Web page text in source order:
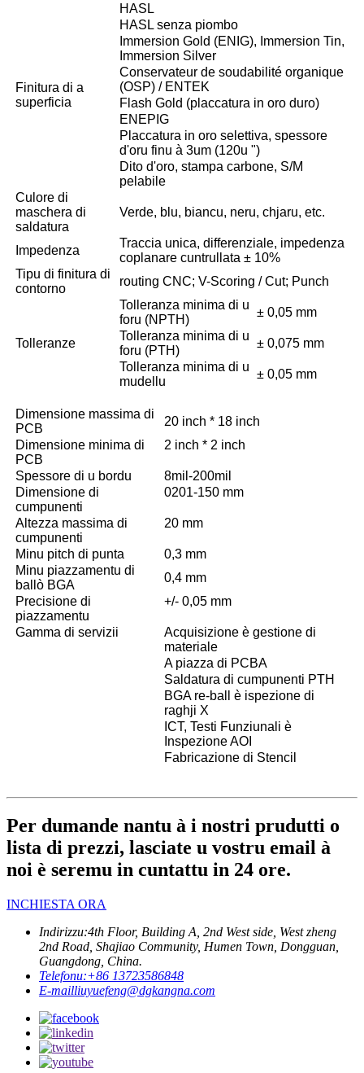
Finitura di a
superficia
HASL
HASL senza piombo
Immersion Gold (ENIG), Immersion Tin,
Immersion Silver
Conservateur de soudabilité organique
(OSP) / ENTEK
Flash Gold (placcatura in oro duro)
ENEPIG
Placcatura in oro selettiva, spessore
d'oru finu à 3um (120u ")
Dito d'oro, stampa carbone, S/M
pelabile
Culore di
maschera di
saldatura
Verde, blu, biancu, neru, chjaru, etc.
Impedenza
Traccia unica, differenziale, impedenza
coplanare cuntrullata ± 10%
Tipu di finitura di
contorno
routing CNC; V-Scoring / Cut; Punch
Tolleranze
Tolleranza minima di u
foru (NPTH)
± 0,05 mm
Tolleranza minima di u
foru (PTH)
± 0,075 mm
Tolleranza minima di u
mudellu
± 0,05 mm
Dimensione massima di
PCB
20 inch * 18 inch
Dimensione minima di
PCB
2 inch * 2 inch
Spessore di u bordu
8mil-200mil
Dimensione di
cumpunenti
0201-150 mm
Altezza massima di
cumpunenti
20 mm
Minu pitch di punta
0,3 mm
Minu piazzamentu di
ballò BGA
0,4 mm
Precisione di
piazzamentu
+/- 0,05 mm
Gamma di servizii
Acquisizione è gestione di
materiale
A piazza di PCBA
Saldatura di cumpunenti PTH
BGA re-ball è ispezione di
raghji X
ICT, Testi Funziunali è
Inspezione AOI
Fabricazione di Stencil
Per dumande nantu à i nostri prudutti o
lista di prezzi, lasciate u vostru email à
noi è seremu in cuntattu in 24 ore.
INCHIESTA ORA
Indirizzu:4th Floor, Building A, 2nd West side, West zheng
2nd Road, Shajiao Community, Humen Town, Dongguan,
Guangdong, China.
Telefonu:+86 13723586848
E-mailliuyuefeng@dgkangna.com